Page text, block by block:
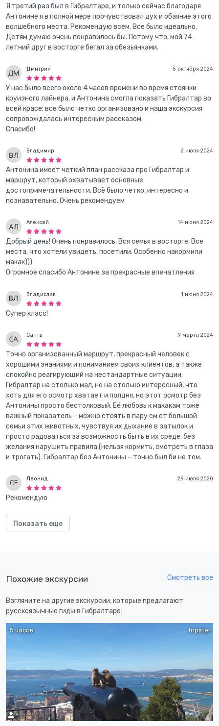
Я третий раз был в Гибралтаре, и только сейчас благодаря
Антонине я в полной мере прочувствовал дух и обаяние этого
волшебного места. Рекомендую всем. Все было идеально.
Детям думаю очень понравилось бы. Потому что, мой 74
летний друг в восторге бегал за обезьянками.
5 октября 2024
Дмитрий
У нас было всего около 4 часов времени во время стоянки
круизного лайнера, и Антонина смогла показать Гибралтар во
всей красе: все было четко организовано и наша экскурсия
сопровождалась интересным рассказом.
Спасибо!
2 июля 2024
Владимир
Антонина имеет четкий план рассказа про Гибралтар и
маршрут, который охватывает основные
достопримечательности. Всё было четко, интересно и
познавательно. Очень рекомендуем
14 июня 2024
Алексей
Добрый день! Очень понравилось. Вся семья в восторге. Все
места, что хотели увидеть, посетили. Особенно накормили
макак)))
Огромное спасибо Антонине за прекрасные впечатления
1 июня 2024
Владислав
Супер класс!
9 марта 2024
Санта
Точно организованный маршрут, прекрасный человек с
хорошими знаниями и пониманием своих клиентов, а также
спокойно реагирующий на нестандартные ситуации.
Гибралтар на столько мал, но на столько интересный, что
хоть для его осмотр хватает и полдня, но этот осмотр без
Антонины просто бестолковый. Её любовь к макакам тоже
важный показатель – можно стоять в пару см от большой
семьи этих животных, чувствуя их дыхание в затылок и
просто радоваться за возможность быть в их среде, без
желания нарушить правила (нельзя кормить, смотреть в глаза
и трогать). Гибралтар без Антонины – точно был би не тем.
29 июля 2020
Леонид
Рекомендую
Показать еще
Похожие экскурсии Смотреть все
Взгляните на другие экскурсии, которые предлагают
русскоязычные гиды в Гибралтаре:
tripster
5 часов